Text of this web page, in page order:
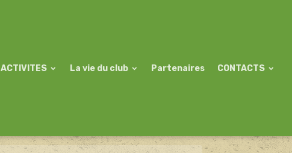
ACTIVITES La vie du club Partenaires CONTACTS